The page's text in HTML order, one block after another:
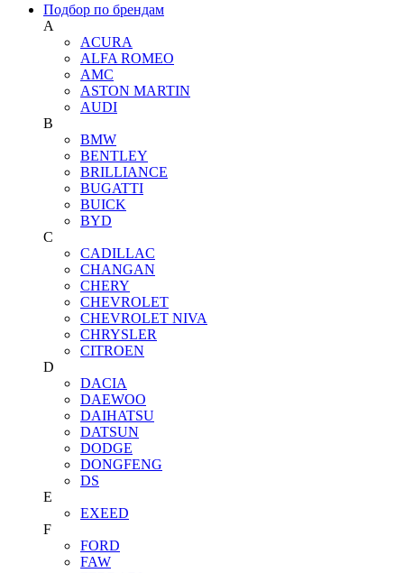
Подбор по брендам
A
ACURA
ALFA ROMEO
AMC
ASTON MARTIN
AUDI
B
BMW
BENTLEY
BRILLIANCE
BUGATTI
BUICK
BYD
C
CADILLAC
CHANGAN
CHERY
CHEVROLET
CHEVROLET NIVA
CHRYSLER
CITROEN
D
DACIA
DAEWOO
DAIHATSU
DATSUN
DODGE
DONGFENG
DS
E
EXEED
F
FORD
FAW